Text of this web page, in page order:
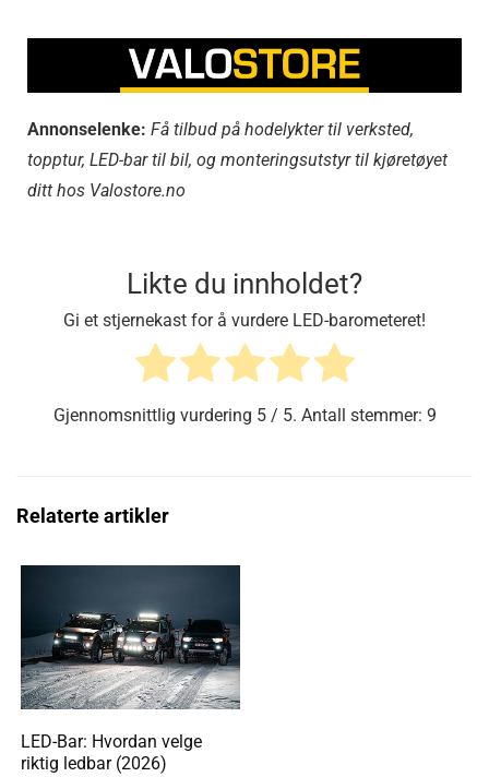
Annonselenke: Få tilbud på hodelykter til verksted,
topptur, LED-bar til bil, og monteringsutstyr til kjøretøyet
ditt hos Valostore.no
Likte du innholdet?
Gi et stjernekast for å vurdere LED-barometeret!
Gjennomsnittlig vurdering 5/ 5. Antall stemmer: 9
Relaterte artikler
LED-Bar: Hvordan velge
riktig ledbar (2026)